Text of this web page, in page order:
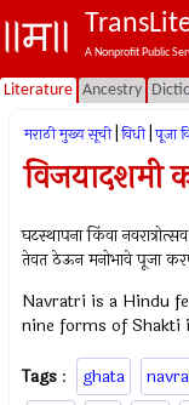
A Nonprofit Public
Literature Ancestry
मराठी मुख्य सूची विधी पूजा
विजयादशमी
घटस्थापना किंवा
तेवत ठेऊन मनोभावे पूजा
Navratri is a Hindu
nine forms of Shakti
Tags : ghata